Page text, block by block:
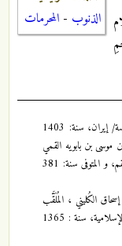
الذنوب - المحرمات
معاني الأخبار: 271 ، طبعة جماعة المدرسين، قم المقدسة/ إيران، سنة: 1403
موسى بن بابويه القمي
المعروف بـ " الشيخ الصدوق " المولود في سنة: 305 هجرية بقم، و المتوفى سنة: 381
إسحاق الكُليني ، المُلَقَّب
بثقة الإسلام، المتوفى سنة: 329 هجرية ، طبعة دار الكتب الإسلامية، سنة : 1365